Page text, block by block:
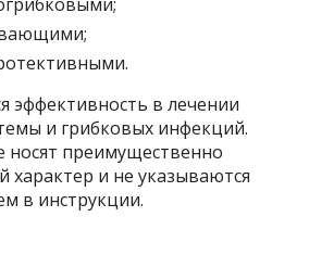
эффективность в лечении
и грибковых инфекций.
носят преимущественно
характер и не указываются
в инструкции.